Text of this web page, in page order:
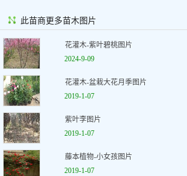
此苗商更多苗木图片
花灌木-紫叶碧桃图片
2024-9-09
花灌木-盆栽大花月季图片
2019-1-07
紫叶李图片
2019-1-07
藤本植物-小女孩图片
2019-1-07